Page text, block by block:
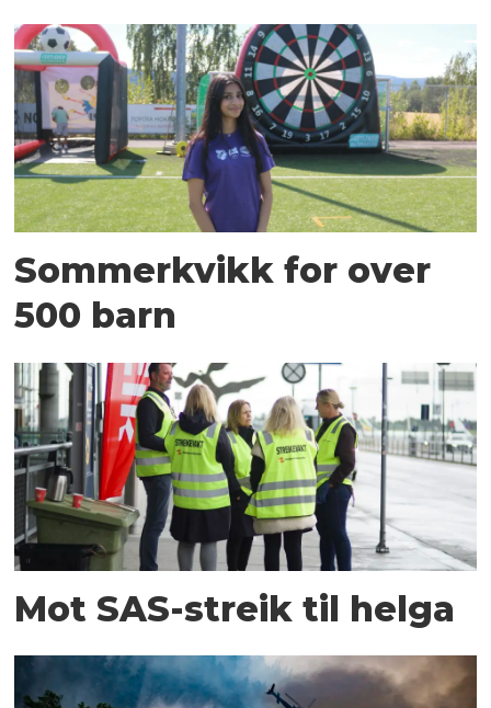
Sommerkvikk for over
500 barn
Mot SAS-streik til helga